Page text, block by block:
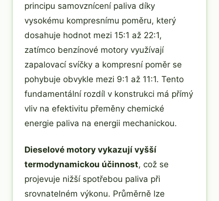
principu samovznícení paliva díky
vysokému kompresnímu poměru, který
dosahuje hodnot mezi 15:1 až 22:1,
zatímco benzínové motory využívají
zapalovací svíčky a kompresní poměr se
pohybuje obvykle mezi 9:1 až 11:1. Tento
fundamentální rozdíl v konstrukci má přímý
vliv na efektivitu přeměny chemické
energie paliva na energii mechanickou.
Dieselové motory vykazují vyšší
termodynamickou účinnost, což se
projevuje nižší spotřebou paliva při
srovnatelném výkonu. Průměrně lze